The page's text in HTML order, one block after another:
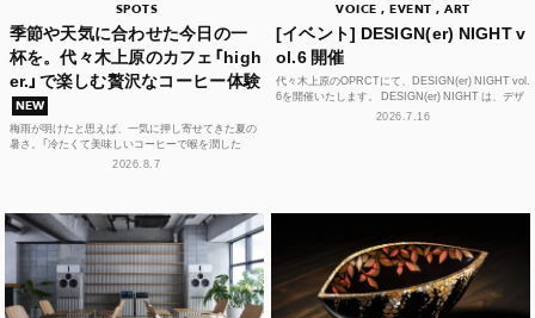
SPOTS
季節や天気に合わせた今日の一
杯を。代々木上原のカフェ「high
er.」で楽しむ贅沢なコーヒー体験
NEW
梅雨が明けたと思えば、一気に押し寄せてきた夏の
暑さ。「冷たくて美味しいコーヒーで喉を潤した
い！」そんな思いを叶えてくれるカフェが、この夏、
2026.8.7
VOICE , EVENT , ART
[イベント] DESIGN(er) NIGHT v
ol.6 開催
代々木上原のOPRCTにて、DESIGN(er) NIGHT vol.
6を開催いたします。 DESIGN(er) NIGHT は、デザ
イナー、デザインに...2026.7.16